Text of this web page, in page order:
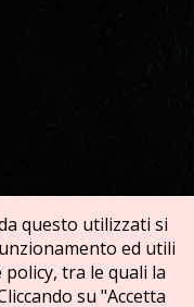
questo utilizzati si
ed utili
tra le quali la
su "Accetta